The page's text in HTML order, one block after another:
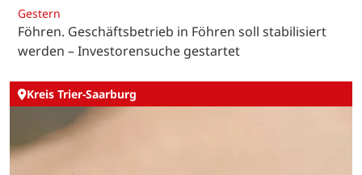
Gestern
Föhren. Geschäftsbetrieb in Föhren soll stabilisiert
werden – Investorensuche gestartet
Kreis Trier-Saarburg